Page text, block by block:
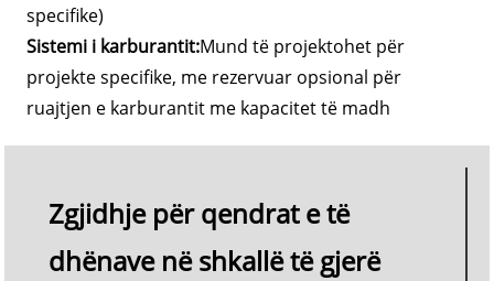
specifike)
Sistemi i karburantit:Mund të projektohet për
projekte specifike, me rezervuar opsional për
ruajtjen e karburantit me kapacitet të madh
Zgjidhje për qendrat e të
dhënave në shkallë të gjerë